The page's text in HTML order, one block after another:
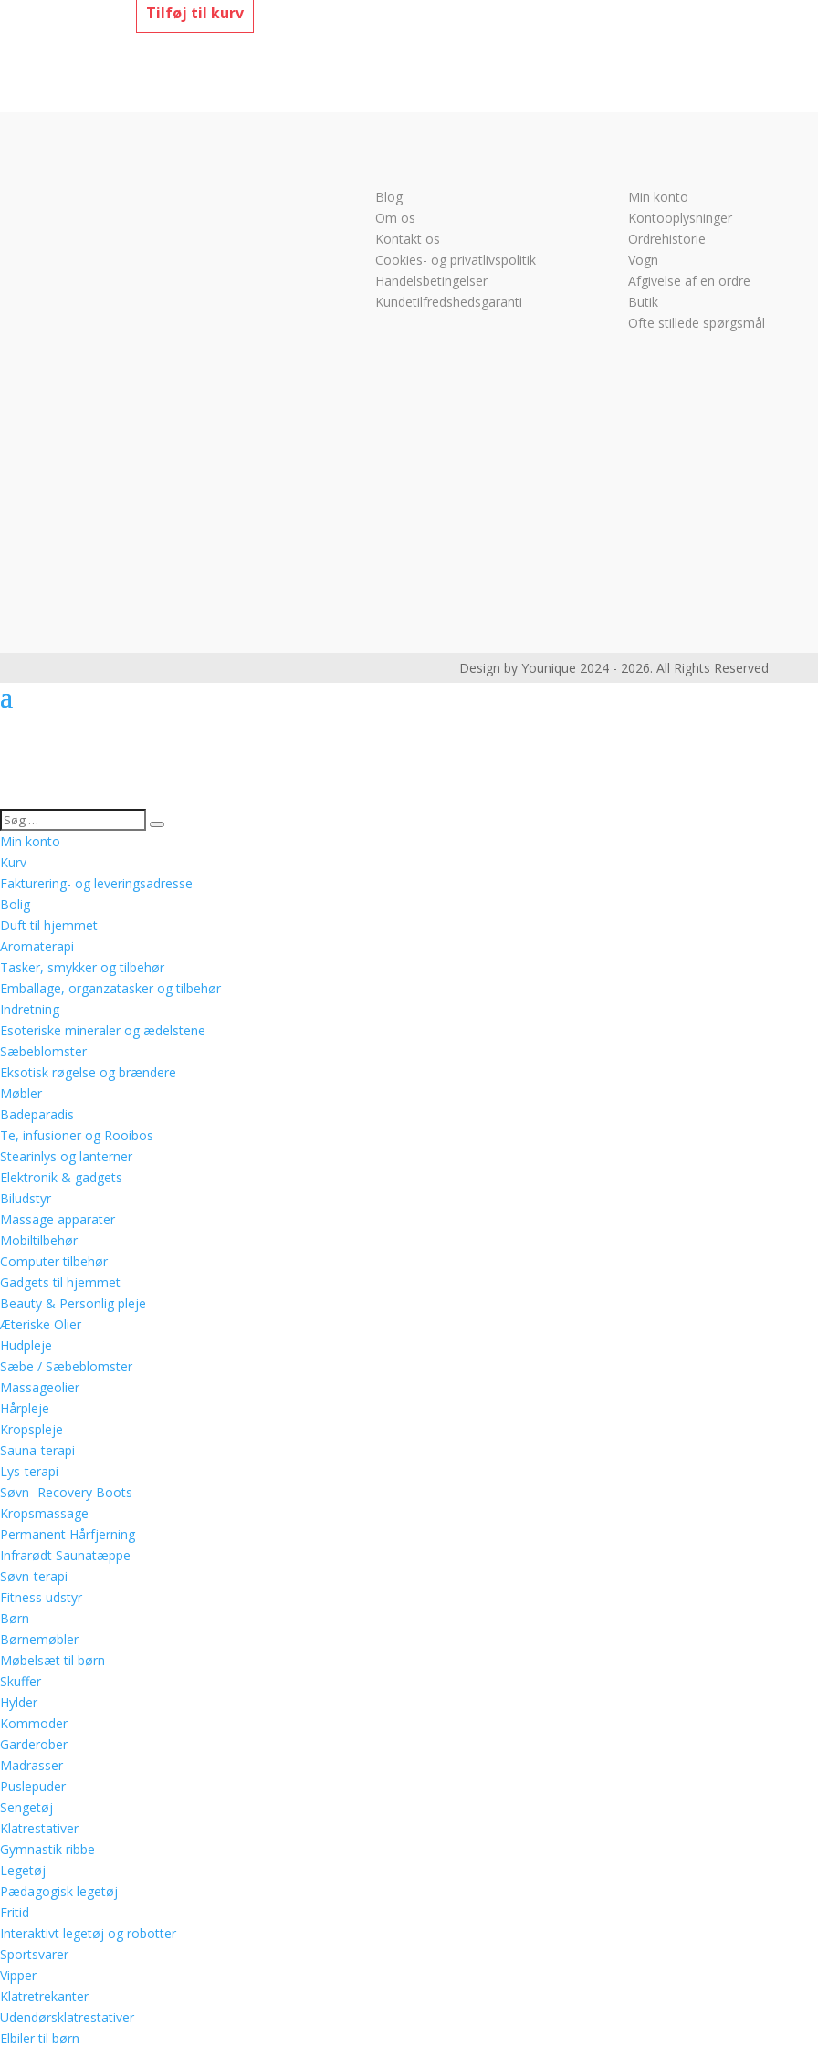
Tilføj til kurv
Blog
Om os
Kontakt os
Cookies- og privatlivspolitik
Handelsbetingelser
Kundetilfredshedsgaranti
Min konto
Kontooplysninger
Ordrehistorie
Vogn
Afgivelse af en ordre
Butik
Ofte stillede spørgsmål
Design by Younique 2024 - 2026. All Rights Reserved
Min konto
Kurv
Fakturering- og leveringsadresse
Bolig
Duft til hjemmet
Aromaterapi
Tasker, smykker og tilbehør
Emballage, organzatasker og tilbehør
Indretning
Esoteriske mineraler og ædelstene
Sæbeblomster
Eksotisk røgelse og brændere
Møbler
Badeparadis
Te, infusioner og Rooibos
Stearinlys og lanterner
Elektronik & gadgets
Biludstyr
Massage apparater
Mobiltilbehør
Computer tilbehør
Gadgets til hjemmet
Beauty & Personlig pleje
Æteriske Olier
Hudpleje
Sæbe / Sæbeblomster
Massageolier
Hårpleje
Kropspleje
Sauna-terapi
Lys-terapi
Søvn -Recovery Boots
Kropsmassage
Permanent Hårfjerning
Infrarødt Saunatæppe
Søvn-terapi
Fitness udstyr
Børn
Børnemøbler
Møbelsæt til børn
Skuffer
Hylder
Kommoder
Garderober
Madrasser
Puslepuder
Sengetøj
Klatrestativer
Gymnastik ribbe
Legetøj
Pædagogisk legetøj
Fritid
Interaktivt legetøj og robotter
Sportsvarer
Vipper
Klatretrekanter
Udendørsklatrestativer
Elbiler til børn